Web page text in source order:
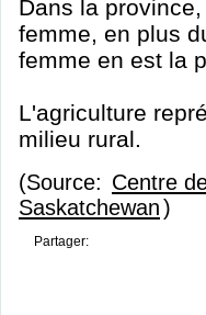
Dans la
femme, en plus
femme en est la
L'agriculture
milieu rural.
(Source: Centre
Saskatchewan)
Partager: